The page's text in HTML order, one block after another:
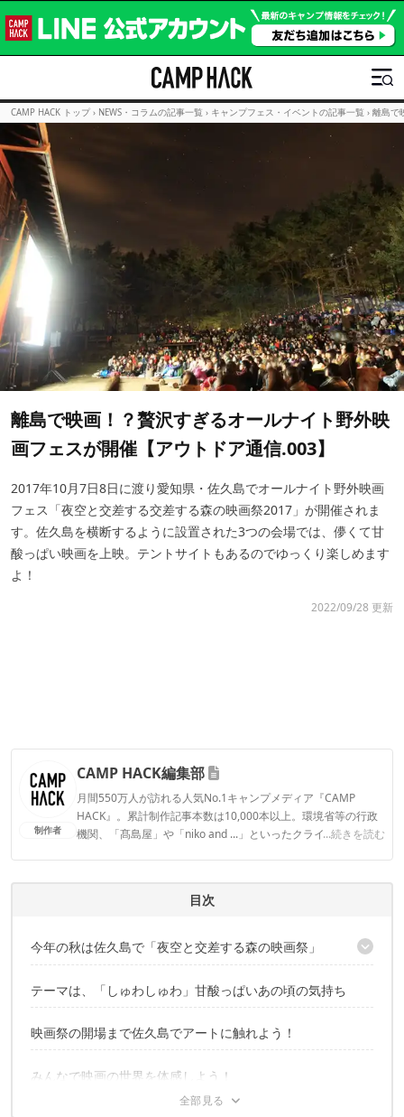
CAMP HACK トップ › NEWS・コラムの記事一覧 › キャンプフェス・イベントの記事一覧 › 離島で
離島で映画！？贅沢すぎるオールナイト野外映
画フェスが開催【アウトドア通信.003】
2017年10月7日8日に渡り愛知県・佐久島でオールナイト野外映画
フェス「夜空と交差する交差する森の映画祭2017」が開催されま
す。佐久島を横断するように設置された3つの会場では、儚くて甘
酸っぱい映画を上映。テントサイトもあるのでゆっくり楽しめます
よ！
2022/09/28 更新
制作者
CAMP HACK編集部
月間550万人が訪れる人気No.1キャンプメディア『CAMP
HACK』。累計制作記事本数は10,000本以上。環境省等の行政
機関、「髙島屋」や「niko and ...」といったクライアントとの
...続きを読む
CAMP HACK編集部のプロフィール
目次
今年の秋は佐久島で「夜空と交差する森の映画祭」
初の離島！佐久島開催
テーマは、「しゅわしゅわ」甘酸っぱいあの頃の気持ち
映画祭の開場まで佐久島でアートに触れよう！
みんなで映画の世界を体感しよう！